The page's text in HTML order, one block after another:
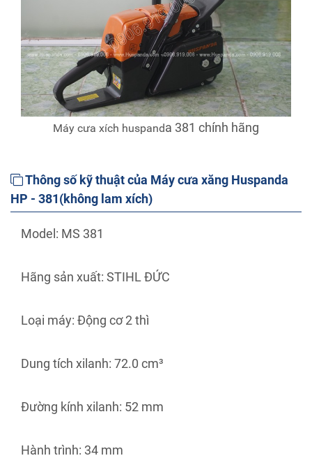
Máy cưa xích huspanda 381 chính hãng
Thông số kỹ thuật của Máy cưa xăng Huspanda
HP - 381(không lam xích)
Model: MS 381
Hãng sản xuất: STIHL ĐỨC
Loại máy: Động cơ 2 thì
Dung tích xilanh: 72.0 cm³
Đường kính xilanh: 52 mm
Hành trình: 34 mm